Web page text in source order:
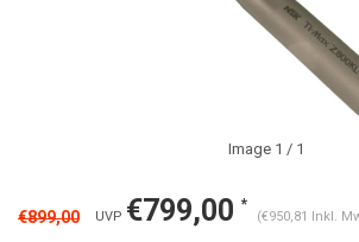
Image 1 / 1
€899,00 UVP €799,00 *
(€950,81 Inkl.